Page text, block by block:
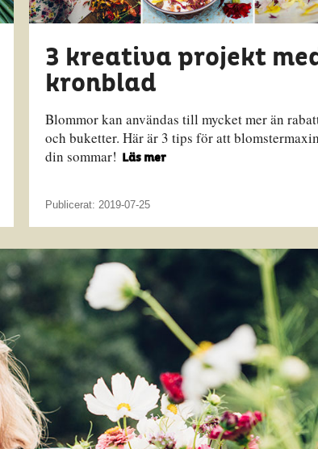
3 kreativa projekt
kronblad
Blommor kan användas till mycket mer än
och buketter. Här är 3 tips för att
din sommar! Läs mer
Publicerat: 2019-07-25